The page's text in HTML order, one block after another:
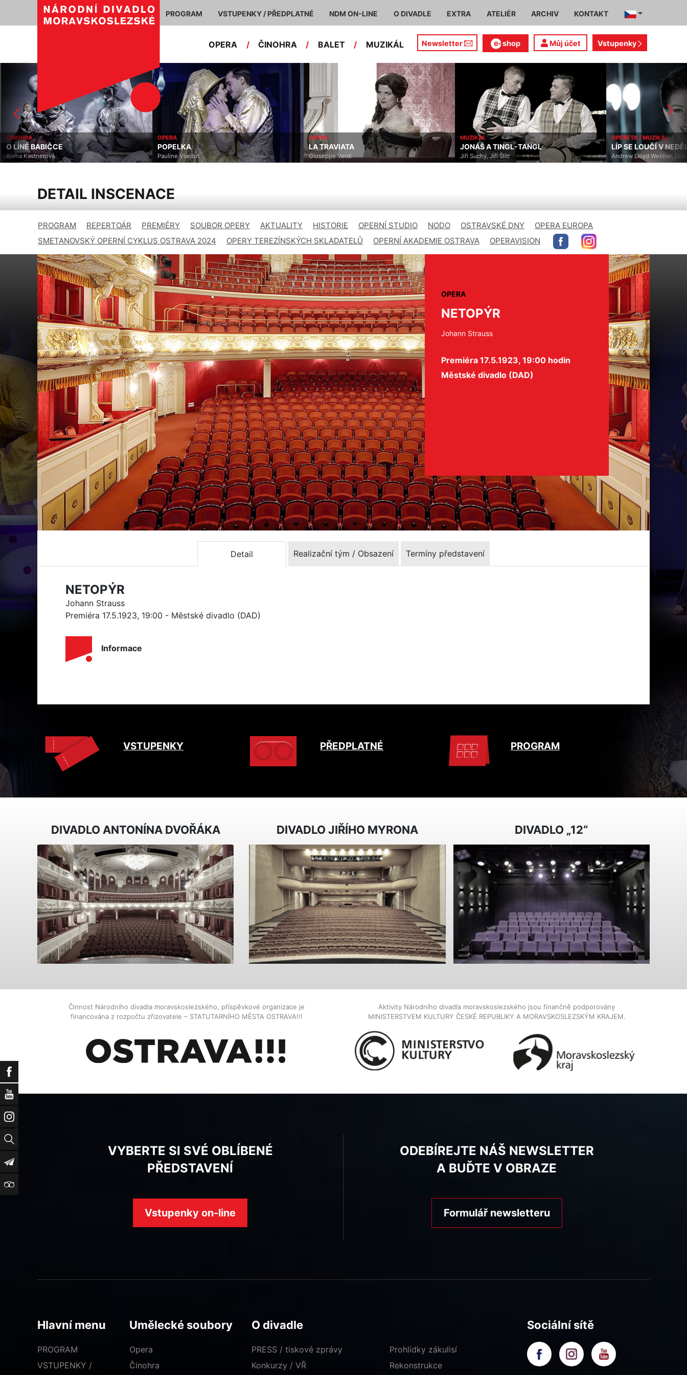
Facebook
YouTube
Instagram
Vyhledat
Newsletter
TripAdvisor
PROGRAM VSTUPENKY / PŘEDPLATNÉ NDM ON-LINE O DIVADLE EXTRA ATELIÉR ARCHIV KONTAKT
OPERA / ČINOHRA / BALET / MUZIKÁL Newsletter shop Můj účet Vstupenky
ČINOHRA
O LÍNÉ BABIČCE
Alena Kastnerová
OPERA
POPELKA
Pauline Viardot
OPERA
LA TRAVIATA
Giuseppe Verdi
MUZIKÁL
JONÁŠ A TINGL-TANGL
Jiří Suchý, Jiří Šlitr
OPERETA / MUZIKÁL
LÍP SE LOUČÍ V
Andrew Lloyd Webber, Don
DETAIL INSCENACE
PROGRAM REPERTOÁR PREMIÉRY SOUBOR OPERY AKTUALITY HISTORIE OPERNÍ STUDIO NODO OSTRAVSKÉ DNY
OPERA EUROPA
SMETANOVSKÝ OPERNÍ CYKLUS OSTRAVA 2024
OPERY TEREZÍNSKÝCH SKLADATELŮ OPERNÍ AKADEMIE OSTRAVA OPERAVISION
OPERA
NETOPÝR
Johann Strauss
Premiéra 17.5.1923, 19:00 hodin
Městské divadlo (DAD)
Detail Realizační tým / Obsazení Termíny představení
NETOPÝR
Johann Strauss
Premiéra 17.5.1923, 19:00 - Městské divadlo (DAD)
Informace
VSTUPENKY PŘEDPLATNÉ PROGRAM
DIVADLO ANTONÍNA DVOŘÁKA DIVADLO JIŘÍHO MYRONA DIVADLO „12“
Činnost Národního divadla moravskoslezského, příspěvkové organizace je
financována z rozpočtu zřizovatele – STATUTARNÍHO MĚSTA OSTRAVA!!!
Aktivity Národního divadla moravskoslezského jsou finančně podporovány
MINISTERSTVEM KULTURY ČESKÉ REPUBLIKY A MORAVSKOSLEZSKÝM KRAJEM.
VYBERTE SI SVÉ OBLÍBENÉ
PŘEDSTAVENÍ
Vstupenky on-line
ODEBÍREJTE NÁŠ NEWSLETTER
A BUĎTE V OBRAZE
Formulář newsletteru
Hlavní menu
PROGRAM
VSTUPENKY /
Umělecké soubory
Opera
Činohra
O divadle
PRESS / tiskové zprávy
Konkurzy / VŘ
Prohlídky zákulisí
Rekonstrukce
Sociální sítě